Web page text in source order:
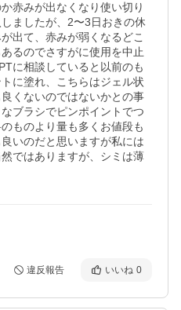
赤みが出なくなり使い切り
ましたが、2〜3日おきの休
出て、赤みが弱くなるどこ
るのでさすがに使用を中止
に相談していると以前のも
に塗れ、こちらはジェル状
くないのではないかとの事
ブラシでピンポイントでつ
ものより量も多くお値段も
いのだと思いますが私には
ではありますが、シミは薄
違反報告 いいね 0